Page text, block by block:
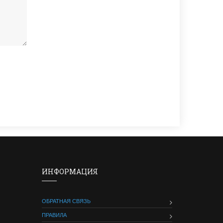
ИНФОРМАЦИЯ
ОБРАТНАЯ СВЯЗЬ
ПРАВИЛА